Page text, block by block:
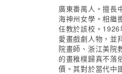
廣東番禺人。擅長
海神州女學。相繼
任教於該校。
愛畫戲劇人物，並
院畫師、浙江美院
的畫稚樸歸真不落
價。其對於當代中